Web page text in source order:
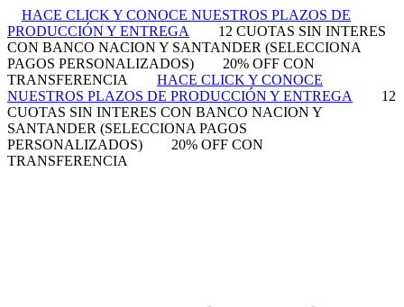
HACE CLICK Y CONOCE NUESTROS PLAZOS DE
PRODUCCIÓN Y ENTREGA
12 CUOTAS SIN INTERES
CON BANCO NACION Y SANTANDER (SELECCIONA
PAGOS PERSONALIZADOS)
20% OFF CON
TRANSFERENCIA
HACE CLICK Y CONOCE
NUESTROS PLAZOS DE PRODUCCIÓN Y ENTREGA
12
CUOTAS SIN INTERES CON BANCO NACION Y
SANTANDER (SELECCIONA PAGOS
PERSONALIZADOS)
20% OFF CON
TRANSFERENCIA